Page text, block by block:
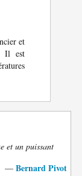
et
Il est
et un puissant
— Bernard Pivot